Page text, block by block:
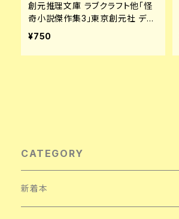
創元推理文庫 ラブクラフト他「怪
奇小説傑作集3」東京創元社 ディ
ケンズ ビアース カバー:日下弘 解
¥750
CATEGORY
新着本